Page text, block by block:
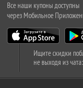
Все наши купоны доступны
через Мобильное
Ищите скидки
не выходя из чата: